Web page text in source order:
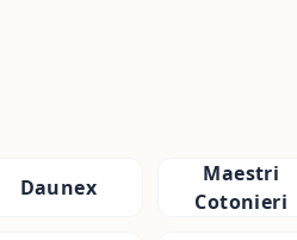
Daunex
Maestri
Cotonieri